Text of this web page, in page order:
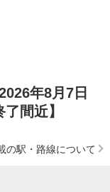
年8月7日
間近】
の駅・路線について